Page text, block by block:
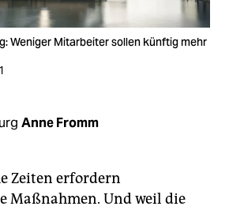
Weniger Mitarbeiter sollen künftig mehr
Anne Fromm
Zeiten erfordern
Maßnahmen. Und weil die